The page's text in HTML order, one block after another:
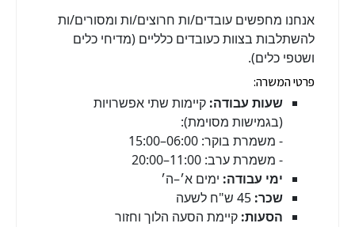
אנחנו מחפשים עובדים/ות חרוצים/ות ומסורים/ות
להשתלבות בצוות כעובדים כלליים (מדיחי כלים
ושטפי כלים).
פרטי המשרה:
שעות עבודה: קיימות שתי אפשרויות
(בגמישות מסוימת):
- משמרת בוקר: 06:00–15:00
- משמרת ערב: 11:00–20:00
ימי עבודה: ימים א׳–ה׳
שכר:
הסעות: קיימת הסעה הלוך וחזור